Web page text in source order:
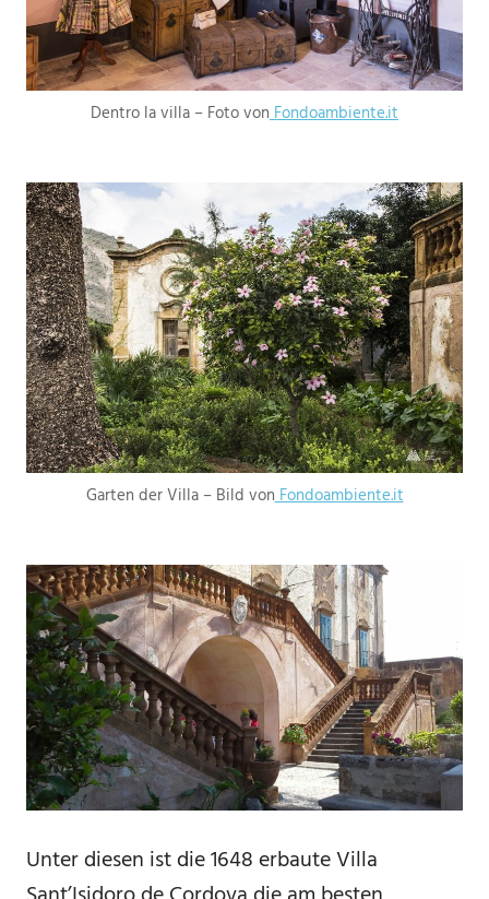
Dentro la villa – Foto vonFondoambiente.it
Garten der Villa – Bild vonFondoambiente.it
Unter diesen ist die 1648 erbaute Villa